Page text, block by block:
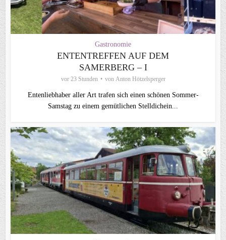
Gastronomie
ENTENTREFFEN AUF DEM
SAMERBERG – I
vor 23 Stunden von Anton Hötzelsperger
Entenliebhaber aller Art trafen sich einen schönen Sommer-
Samstag zu einem gemütlichen Stelldichein...